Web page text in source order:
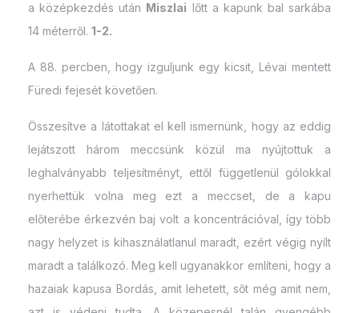
a középkezdés után Miszlai lőtt a kapunk bal sarkába
14 méterről. 1-2.
A 88. percben, hogy izguljunk egy kicsit, Lévai mentett
Füredi fejesét követően.
Összesítve a látottakat el kell ismernünk, hogy az eddig
lejátszott három meccsünk közül ma nyújtottuk a
leghalványabb teljesítményt, ettől függetlenül gólokkal
nyerhettük volna meg ezt a meccset, de a kapu
előterébe érkezvén baj volt a koncentrációval, így több
nagy helyzet is kihasználatlanul maradt, ezért végig nyílt
maradt a találkozó. Meg kell ugyanakkor említeni, hogy a
hazaiak kapusa Bordás, amit lehetett, sőt még amit nem,